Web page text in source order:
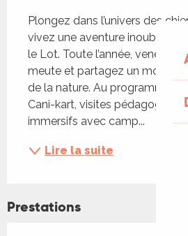
Plongez dans l’univers des
vivez une aventure inoubliable
le Lot. Toute l’année, venez
meute et partagez un moment
de la nature. Au programme :
Cani-kart, visites
immersifs avec camp...
Lire la suite
Prestations